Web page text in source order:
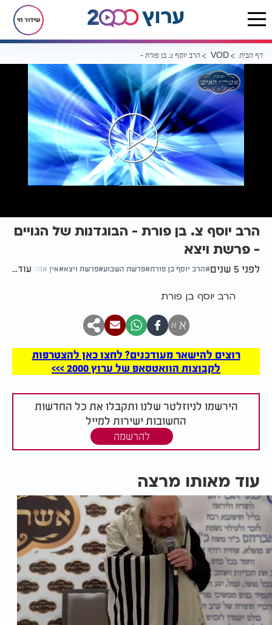
שידור חי
דף הבית VOD הרב יוסף צ. בן פורת - הבוגדנות של הגויים - פרשת ויצא
הרב יוסף צ. בן פורת - הבוגדנות של הגויים
- פרשת ויצא
לפני 5 שנים הרב יוסף בן פורת פרשת השבוע פרשת ויצא אין אמונה בגויים
עוד...
הרב יוסף בן פורת
א א
רוצים להישאר מעודכנים? לחצו כאן להצטרפות
לקבוצות הוואטסאפ של ערוץ 2000 >>>
הירשמו לניוזלטר שלנו ותקבלו את כל החדשות
החשובות ישירות למייל
להרשמה
עוד מאותו מרצה